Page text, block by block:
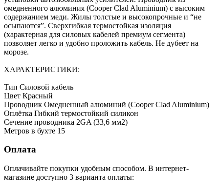
омедненного алюминия (Cooper Clad Aluminium) с высоким
содержанием меди. Жилы толстые и высокопрочные и “не
осыпаются”. Сверхгибкая термостойкая изоляция
(характерная для силовых кабелей премиум сегмента)
позволяет легко и удобно проложить кабель. Не дубеет на
морозе.
ХАРАКТЕРИСТИКИ:
Тип Силовой кабель
Цвет Красный
Проводник Омедненный алюминий (Cooper Clad Aluminium)
Оплётка Гибкий термостойкий силикон
Сечение проводника 2GA (33,6 мм2)
Метров в бухте 15
Оплата
Оплачивайте покупки удобным способом. В интернет-
магазине доступно 3 варианта оплаты: